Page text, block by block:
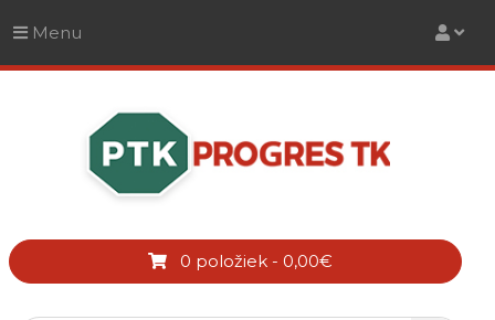
Menu
0 položiek - 0,00€